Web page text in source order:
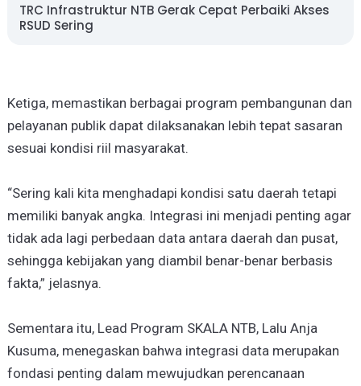
TRC Infrastruktur NTB Gerak Cepat Perbaiki Akses
RSUD Sering
Ketiga, memastikan berbagai program pembangunan dan
pelayanan publik dapat dilaksanakan lebih tepat sasaran
sesuai kondisi riil masyarakat.
“Sering kali kita menghadapi kondisi satu daerah tetapi
memiliki banyak angka. Integrasi ini menjadi penting agar
tidak ada lagi perbedaan data antara daerah dan pusat,
sehingga kebijakan yang diambil benar-benar berbasis
fakta,” jelasnya.
Sementara itu, Lead Program SKALA NTB, Lalu Anja
Kusuma, menegaskan bahwa integrasi data merupakan
fondasi penting dalam mewujudkan perencanaan